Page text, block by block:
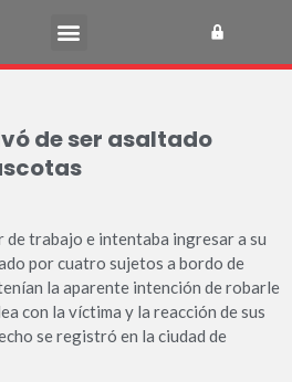
de ser asaltado
de trabajo e intentaba ingresar a su
por cuatro sujetos a bordo de
la aparente intención de robarle
con la víctima y la reacción de sus
se registró en la ciudad de